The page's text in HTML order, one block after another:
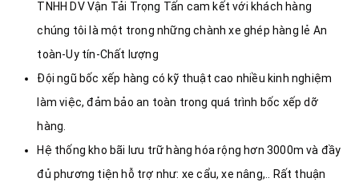
TNHH DV Vận Tải Trọng Tấn cam kết với khách hàng
chúng tôi là một trong những chành xe ghép hàng lẻ An
toàn-Uy tín-Chất lượng
Đội ngũ bốc xếp hàng có kỹ thuật cao nhiều kinh nghiệm
làm việc, đảm bảo an toàn trong quá trình bốc xếp dỡ
hàng.
Hệ thống kho bãi lưu trữ hàng hóa rộng hơn 3000m và đầy
đủ phương tiện hỗ trợ như: xe cẩu, xe nâng,.. Rất thuận